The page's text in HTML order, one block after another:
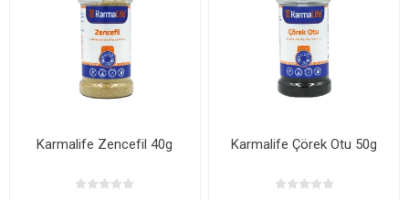
Karmalife Zencefil 40g Karmalife Çörek Otu 50g